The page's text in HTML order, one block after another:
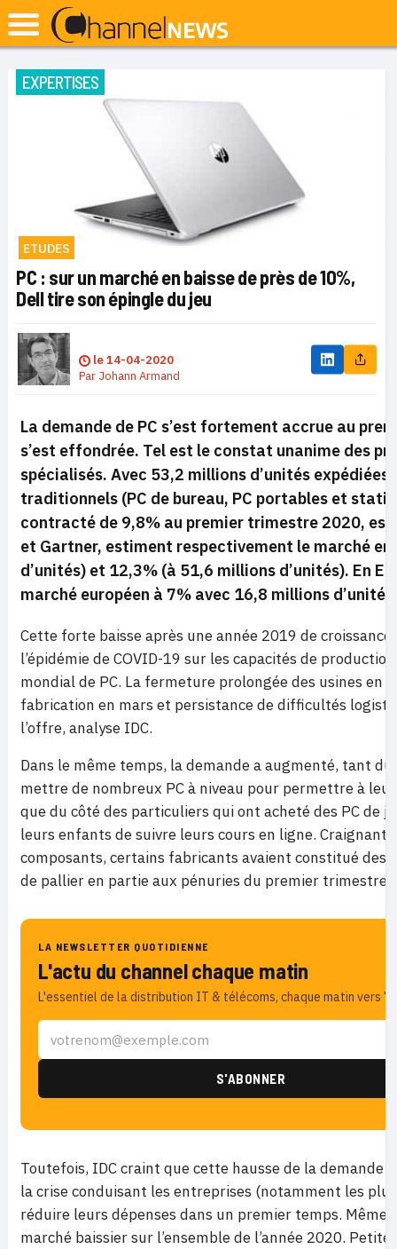
EXPERTISES
ETUDES
PC : sur un marché en baisse de près de 10%,
Dell tire son épingle du jeu
le14-04-2020
Par Johann Armand
La demande de PC s’est fortement accrue au
s’est effondrée. Tel est le constat unanime des
spécialisés. Avec 53,2 millions d’unités
traditionnels (PC de bureau, PC portables et
contracté de 9,8% au premier trimestre 2020,
et Gartner, estiment respectivement le marché
d’unités) et 12,3% (à 51,6 millions d’unités). En
marché européen à 7% avec 16,8 millions
Cette forte baisse après une année 2019 de croissance
l’épidémie de COVID-19 sur les capacités de
mondial de PC. La fermeture prolongée des usines en
fabrication en mars et persistance de difficultés
l’offre, analyse IDC.
Dans le même temps, la demande a augmenté, tant
mettre de nombreux PC à niveau pour permettre à
que du côté des particuliers qui ont acheté des PC de
leurs enfants de suivre leurs cours en ligne.
composants, certains fabricants avaient constitué des
de pallier en partie aux pénuries du premier trimestre
LA NEWSLETTER QUOTIDIENNE
L'actu du channel chaque matin
L'essentiel de la distribution IT & télécoms, chaque matin vers
Toutefois, IDC craint que cette hausse de la demande
la crise conduisant les entreprises (notamment les
réduire leurs dépenses dans un premier temps.
marché baissier sur l’ensemble de l’année 2020.